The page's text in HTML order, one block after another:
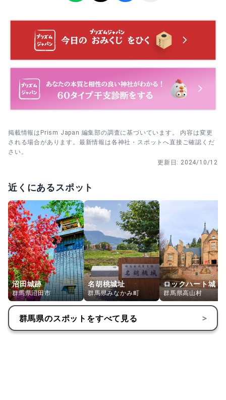
6月30日 夏越大祓｜茅の輪をくぐって半年の穢れを払う神
事。夕刻の開始で、涼しい時間帯に参列しやすいのも魅
力。
8月3～5日 祇園祭（恒例大祭）｜疫病退散と豊穣を祈る夏
祭り。昼間の神事中心で、夏の境内をゆったり楽しめま
9月15・16日 諏訪祭｜宵祭と本祭の二日間。秋風が心地よ
い時期、灯りの入る夕刻は厳かな雰囲気に包まれます。
る祭典。実りの秋にあわせて日々の恵みを見つめ直す機会
に。
11月23日 新嘗祭｜新穀の実りに感謝する日。1年の区切り
として、静かに手を合わせる参拝が似合います。
12月20日 神迎祭｜旧暦にあわせて祖霊を迎える神事。年の
瀬の境内で、心を整える夕べになりそう。
12月31日 年越大祓｜大晦日に1年の穢れを祓う行事。午後
の神事で、新年を清々しく迎える準備ができます。
拝殿で参拝→社務所隣でおみくじを受ける→御神水に浸し
て現れた文字を読んだら、乾かして持ち帰りましょう。
参道→随神門→社殿の順に撮ると回りやすく、混み合う場
所は短時間で切り上げましょう。
掲載情報はPrism Japan 編集部の調査に基づいています。 内容は変更
される場合があります。最新情報は各神社・スポットへ直接ご確認くだ
さい。
更新日: 2024/10/12
近くにあるスポット
沼田城跡
群馬県沼田市
名胡桃城址
群馬県みなかみ町
ロックハート城
群馬県高山村
群馬県のスポットをすべて見る >